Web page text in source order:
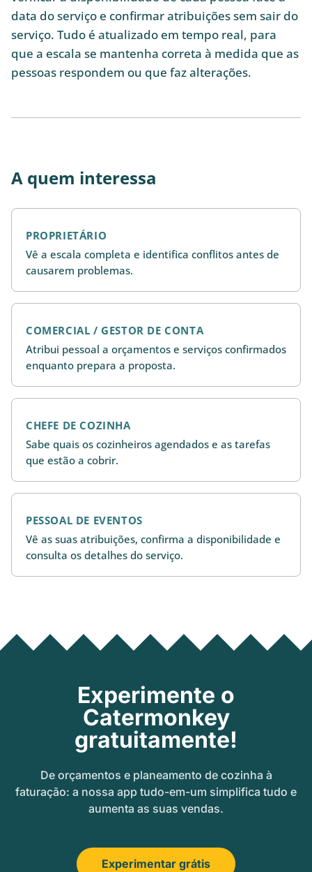
data do serviço e confirmar atribuições sem sair do
serviço. Tudo é atualizado em tempo real, para
que a escala se mantenha correta à medida que as
pessoas respondem ou que faz alterações.
A quem interessa
PROPRIETÁRIO
Vê a escala completa e identifica conflitos antes de
causarem problemas.
COMERCIAL / GESTOR DE CONTA
Atribui pessoal a orçamentos e serviços confirmados
enquanto prepara a proposta.
CHEFE DE COZINHA
Sabe quais os cozinheiros agendados e as tarefas
que estão a cobrir.
PESSOAL DE EVENTOS
Vê as suas atribuições, confirma a disponibilidade e
consulta os detalhes do serviço.
Experimente o
Catermonkey
gratuitamente!
De orçamentos e planeamento de cozinha à
faturação: a nossa app tudo-em-um simplifica tudo e
aumenta as suas vendas.
Experimentar grátis